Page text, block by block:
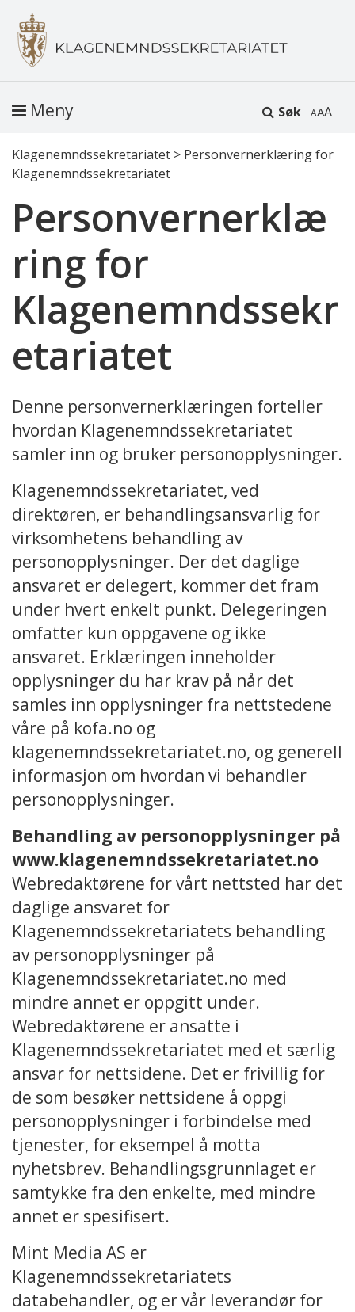
Søk A
Meny
Klagenemndssekretariatet > Personvernerklæring for
Klagenemndssekretariatet
Personvernerklæ
ring for
Klagenemndssekr
etariatet
Denne personvernerklæringen forteller
hvordan Klagenemndssekretariatet
samler inn og bruker personopplysninger.
Klagenemndssekretariatet, ved
direktøren, er behandlingsansvarlig for
virksomhetens behandling av
personopplysninger. Der det daglige
ansvaret er delegert, kommer det fram
under hvert enkelt punkt. Delegeringen
omfatter kun oppgavene og ikke
ansvaret. Erklæringen inneholder
opplysninger du har krav på når det
samles inn opplysninger fra nettstedene
våre på kofa.no og
klagenemndssekretariatet.no, og generell
informasjon om hvordan vi behandler
personopplysninger.
Behandling av personopplysninger på
www.klagenemndssekretariatet.no
Webredaktørene for vårt nettsted har det
daglige ansvaret for
Klagenemndssekretariatets behandling
av personopplysninger på
Klagenemndssekretariatet.no med
mindre annet er oppgitt under.
Webredaktørene er ansatte i
Klagenemndssekretariatet med et særlig
ansvar for nettsidene. Det er frivillig for
de som besøker nettsidene å oppgi
personopplysninger i forbindelse med
tjenester, for eksempel å motta
nyhetsbrev. Behandlingsgrunnlaget er
samtykke fra den enkelte, med mindre
annet er spesifisert.
Mint Media AS er
Klagenemndssekretariatets
databehandler, og er vår leverandør for